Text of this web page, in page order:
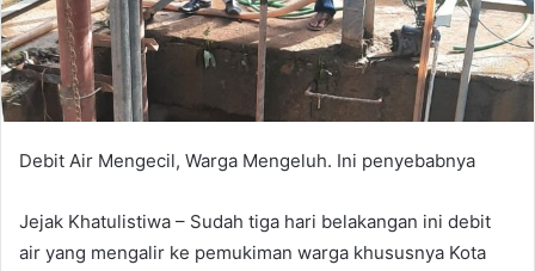
Debit Air Mengecil, Warga Mengeluh. Ini penyebabnya
Jejak Khatulistiwa – Sudah tiga hari belakangan ini debit
air yang mengalir ke pemukiman warga khususnya Kota